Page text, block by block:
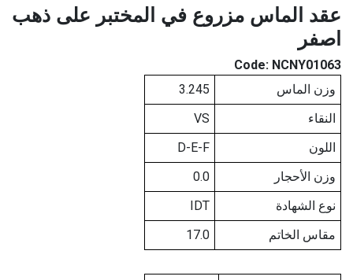
عقد الماس مزروع في المختبر على ذهب
اصفر
Code: NCNY01063
وزن الماس
3.245
النقاء
VS
اللون
D-E-F
وزن الأحجار
0.0
نوع الشهادة
IDT
مقاس الخاتم
17.0